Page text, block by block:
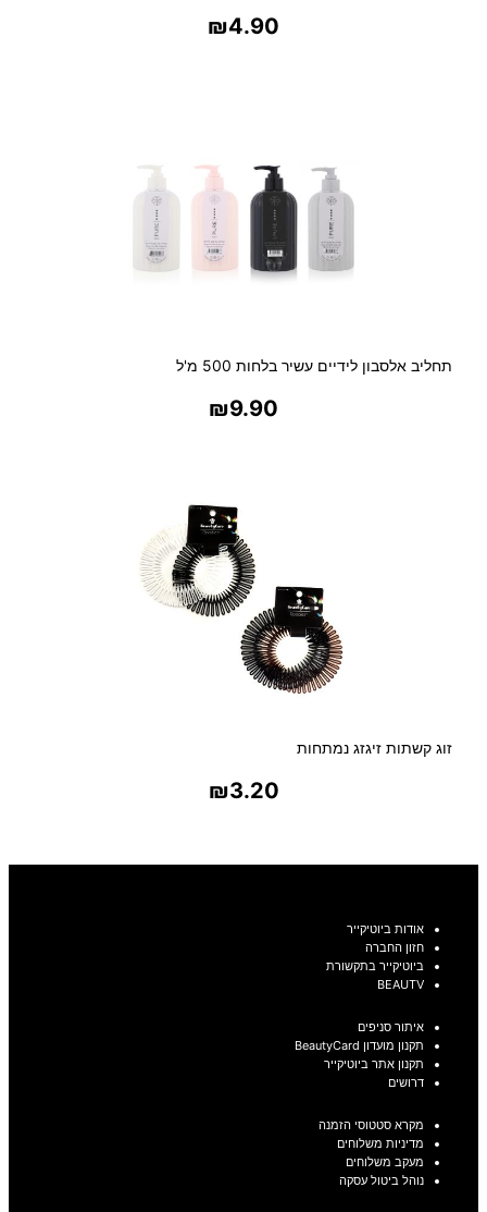
₪4.90
תחליב אלסבון לידיים עשיר בלחות 500 מ'ל
₪9.90
זוג קשתות זיגזג נמתחות
₪3.20
אודות ביוטיקייר
חזון החברה
ביוטיקייר בתקשורת
BEAUTV
איתור סניפים
תקנון מועדון BeautyCard
תקנון אתר ביוטיקייר
דרושים
מקרא סטטוסי הזמנה
מדיניות משלוחים
מעקב משלוחים
נוהל ביטול עסקה